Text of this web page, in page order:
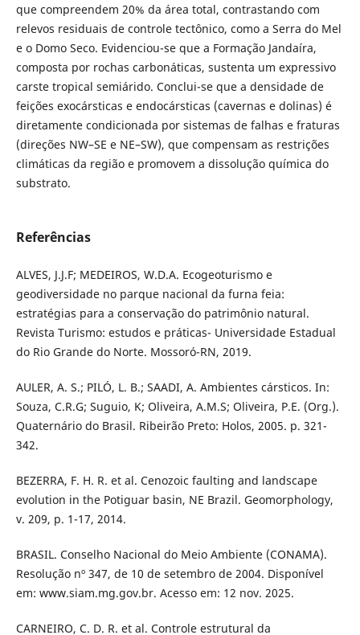
que compreendem 20% da área total, contrastando com
relevos residuais de controle tectônico, como a Serra do Mel
e o Domo Seco. Evidenciou-se que a Formação Jandaíra,
composta por rochas carbonáticas, sustenta um expressivo
carste tropical semiárido. Conclui-se que a densidade de
feições exocársticas e endocársticas (cavernas e dolinas) é
diretamente condicionada por sistemas de falhas e fraturas
(direções NW–SE e NE–SW), que compensam as restrições
climáticas da região e promovem a dissolução química do
substrato.
Referências
ALVES, J.J.F; MEDEIROS, W.D.A. Ecogeoturismo e
geodiversidade no parque nacional da furna feia:
estratégias para a conservação do patrimônio natural.
Revista Turismo: estudos e práticas- Universidade Estadual
do Rio Grande do Norte. Mossoró-RN, 2019.
AULER, A. S.; PILÓ, L. B.; SAADI, A. Ambientes cársticos. In:
Souza, C.R.G; Suguio, K; Oliveira, A.M.S; Oliveira, P.E. (Org.).
Quaternário do Brasil. Ribeirão Preto: Holos, 2005. p. 321-
342.
BEZERRA, F. H. R. et al. Cenozoic faulting and landscape
evolution in the Potiguar basin, NE Brazil. Geomorphology,
v. 209, p. 1-17, 2014.
BRASIL. Conselho Nacional do Meio Ambiente (CONAMA).
Resolução nº 347, de 10 de setembro de 2004. Disponível
em: www.siam.mg.gov.br. Acesso em: 12 nov. 2025.
CARNEIRO, C. D. R. et al. Controle estrutural da